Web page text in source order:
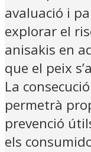
avaluació i
explorar el
anisakis en
que el peix
La
permetrà
prevenció
els